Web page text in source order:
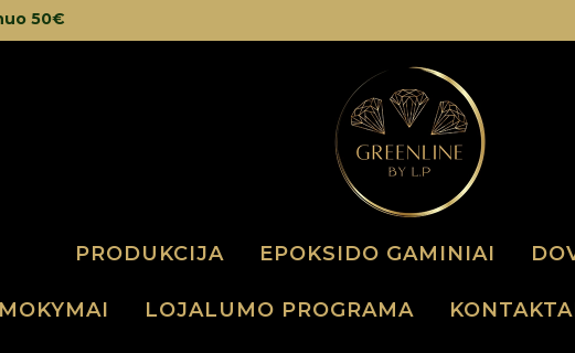
50€
PRODUKCIJA EPOKSIDO GAMINIAI
MOKYMAI LOJALUMO PROGRAMA